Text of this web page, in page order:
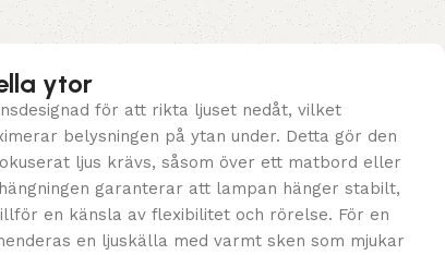
ytor
för att rikta ljuset nedåt, vilket
belysningen på ytan under. Detta gör den
ljus krävs, såsom över ett matbord eller
garanterar att lampan hänger stabilt,
en känsla av flexibilitet och rörelse. För en
en ljuskälla med varmt sken som mjukar